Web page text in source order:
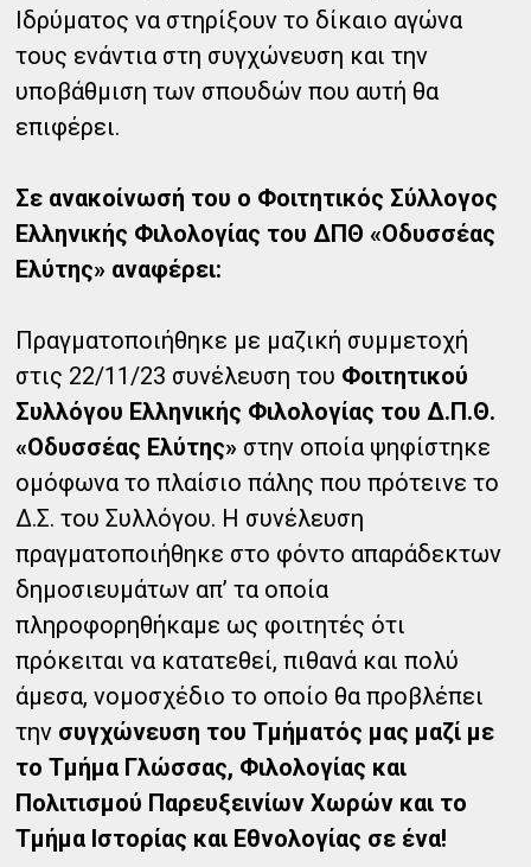
Ιδρύματος να στηρίξουν το δίκαιο αγώνα
τους ενάντια στη συγχώνευση και την
υποβάθμιση των σπουδών που αυτή θα
επιφέρει.
Σε ανακοίνωσή του ο Φοιτητικός Σύλλογος
Ελληνικής Φιλολογίας του ΔΠΘ «Οδυσσέας
Ελύτης» αναφέρει:
Πραγματοποιήθηκε με μαζική συμμετοχή
στις 22/11/23 συνέλευση του Φοιτητικού
Συλλόγου Ελληνικής Φιλολογίας του Δ.Π.Θ.
«Οδυσσέας Ελύτης» στην οποία ψηφίστηκε
ομόφωνα το πλαίσιο πάλης που πρότεινε το
Δ.Σ. του Συλλόγου. Η συνέλευση
πραγματοποιήθηκε στο φόντο απαράδεκτων
δημοσιευμάτων απ’ τα οποία
πληροφορηθήκαμε ως φοιτητές ότι
πρόκειται να κατατεθεί, πιθανά και πολύ
άμεσα, νομοσχέδιο το οποίο θα προβλέπει
την συγχώνευση του Τμήματός μας μαζί με
το Τμήμα Γλώσσας, Φιλολογίας και
Πολιτισμού Παρευξεινίων Χωρών και το
Τμήμα Ιστορίας και Εθνολογίας σε ένα!